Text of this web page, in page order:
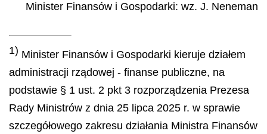
Minister Finansów i Gospodarki: wz. J. Neneman
1) Minister Finansów i Gospodarki kieruje działem
administracji rządowej - finanse publiczne, na
podstawie § 1 ust. 2 pkt 3 rozporządzenia Prezesa
Rady Ministrów z dnia 25 lipca 2025 r. w sprawie
szczegółowego zakresu działania Ministra Finansów